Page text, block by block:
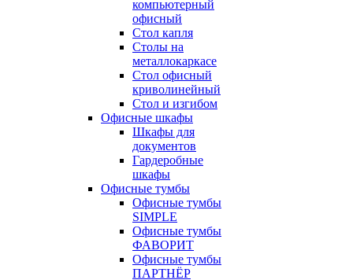
компьютерный
офисный
Стол капля
Столы на
металлокаркасе
Стол офисный
криволинейный
Стол и изгибом
Офисные шкафы
Шкафы для
документов
Гардеробные
шкафы
Офисные тумбы
Офисные тумбы
SIMPLE
Офисные тумбы
ФАВОРИТ
Офисные тумбы
ПАРТНЁР